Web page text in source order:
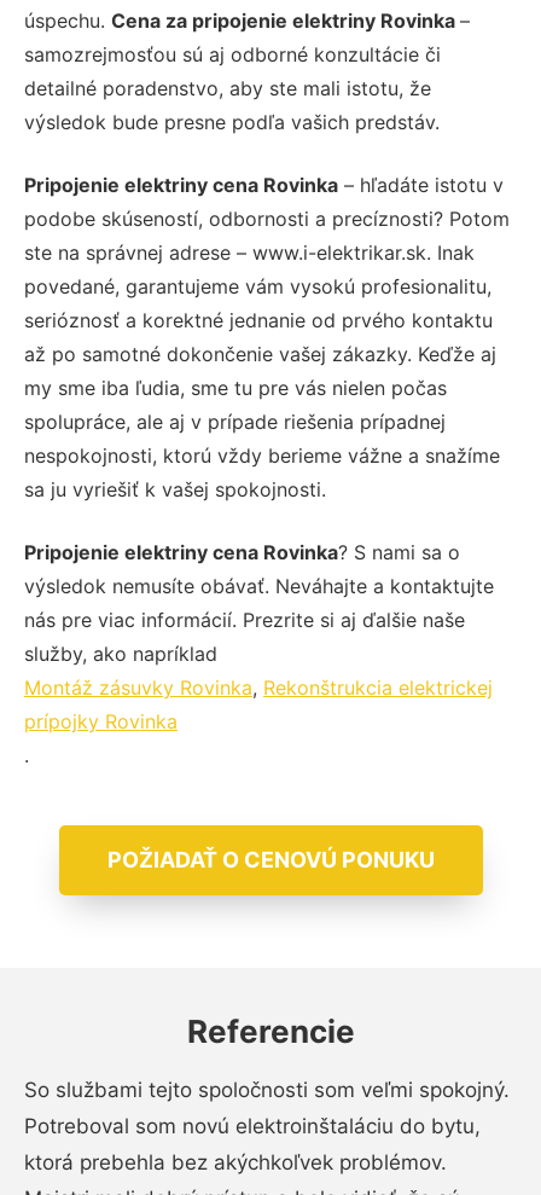
úspechu. Cena za pripojenie elektriny Rovinka –
samozrejmosťou sú aj odborné konzultácie či
detailné poradenstvo, aby ste mali istotu, že
výsledok bude presne podľa vašich predstáv.
Pripojenie elektriny cena Rovinka – hľadáte istotu v
podobe skúseností, odbornosti a precíznosti? Potom
ste na správnej adrese – www.i-elektrikar.sk. Inak
povedané, garantujeme vám vysokú profesionalitu,
serióznosť a korektné jednanie od prvého kontaktu
až po samotné dokončenie vašej zákazky. Keďže aj
my sme iba ľudia, sme tu pre vás nielen počas
spolupráce, ale aj v prípade riešenia prípadnej
nespokojnosti, ktorú vždy berieme vážne a snažíme
sa ju vyriešiť k vašej spokojnosti.
Pripojenie elektriny cena Rovinka? S nami sa o
výsledok nemusíte obávať. Neváhajte a kontaktujte
nás pre viac informácií. Prezrite si aj ďalšie naše
služby, ako napríklad
Montáž zásuvky Rovinka, Rekonštrukcia elektrickej
prípojky Rovinka
.
POŽIADAŤ O CENOVÚ PONUKU
Referencie
So službami tejto spoločnosti som veľmi spokojný.
Potreboval som novú elektroinštaláciu do bytu,
ktorá prebehla bez akýchkoľvek problémov.